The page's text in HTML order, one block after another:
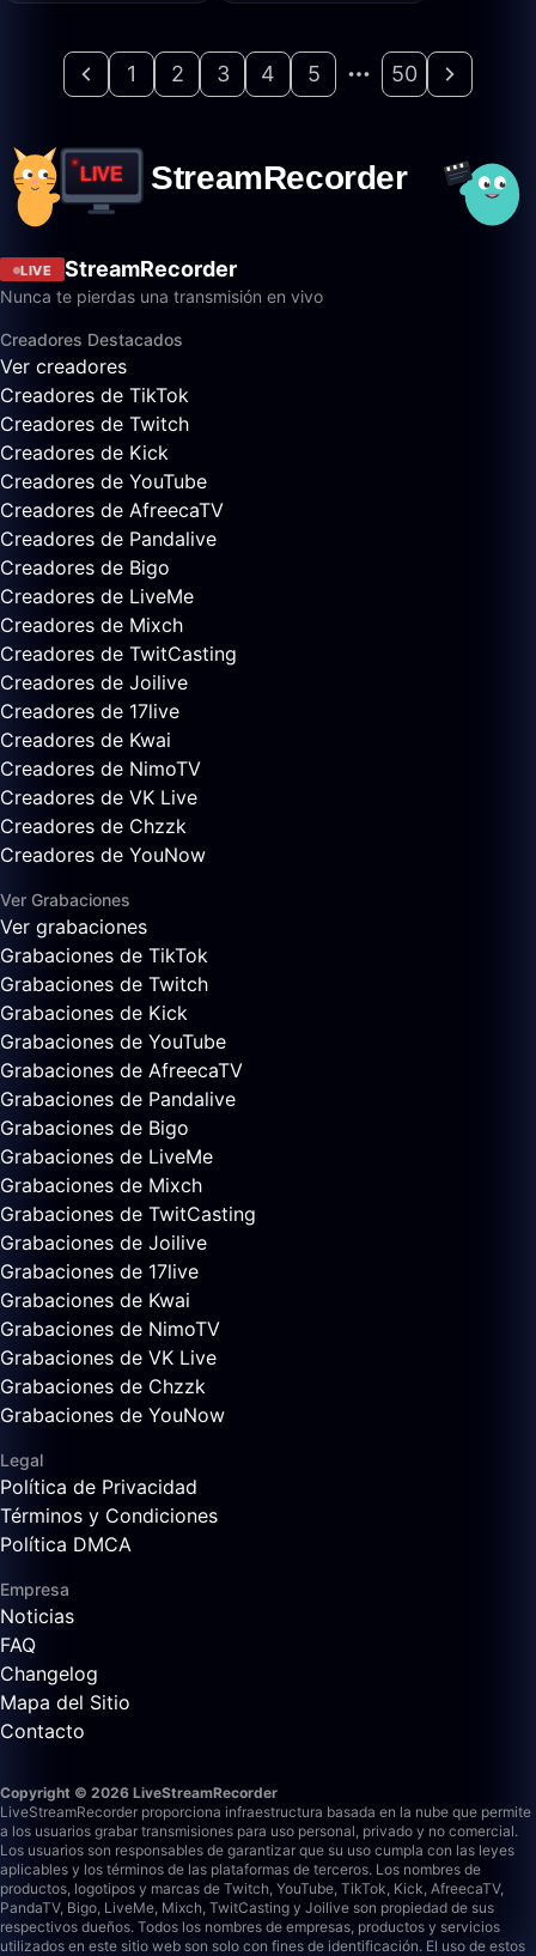
1 2 3 4 5 50
LIVE StreamRecorder
Nunca te pierdas una transmisión en vivo
Creadores Destacados
Ver creadores
Creadores de TikTok
Creadores de Twitch
Creadores de Kick
Creadores de YouTube
Creadores de AfreecaTV
Creadores de Pandalive
Creadores de Bigo
Creadores de LiveMe
Creadores de Mixch
Creadores de TwitCasting
Creadores de Joilive
Creadores de 17live
Creadores de Kwai
Creadores de NimoTV
Creadores de VK Live
Creadores de Chzzk
Creadores de YouNow
Ver Grabaciones
Ver grabaciones
Grabaciones de TikTok
Grabaciones de Twitch
Grabaciones de Kick
Grabaciones de YouTube
Grabaciones de AfreecaTV
Grabaciones de Pandalive
Grabaciones de Bigo
Grabaciones de LiveMe
Grabaciones de Mixch
Grabaciones de TwitCasting
Grabaciones de Joilive
Grabaciones de 17live
Grabaciones de Kwai
Grabaciones de NimoTV
Grabaciones de VK Live
Grabaciones de Chzzk
Grabaciones de YouNow
Legal
Política de Privacidad
Términos y Condiciones
Política DMCA
Empresa
Noticias
FAQ
Changelog
Mapa del Sitio
Contacto
Copyright © 2026 LiveStreamRecorder
LiveStreamRecorder proporciona infraestructura basada en la nube que permite
a los usuarios grabar transmisiones para uso personal, privado y no comercial.
Los usuarios son responsables de garantizar que su uso cumpla con las leyes
aplicables y los términos de las plataformas de terceros. Los nombres de
productos, logotipos y marcas de Twitch, YouTube, TikTok, Kick, AfreecaTV,
PandaTV, Bigo, LiveMe, Mixch, TwitCasting y Joilive son propiedad de sus
respectivos dueños. Todos los nombres de empresas, productos y servicios
utilizados en este sitio web son solo con fines de identificación. El uso de estos